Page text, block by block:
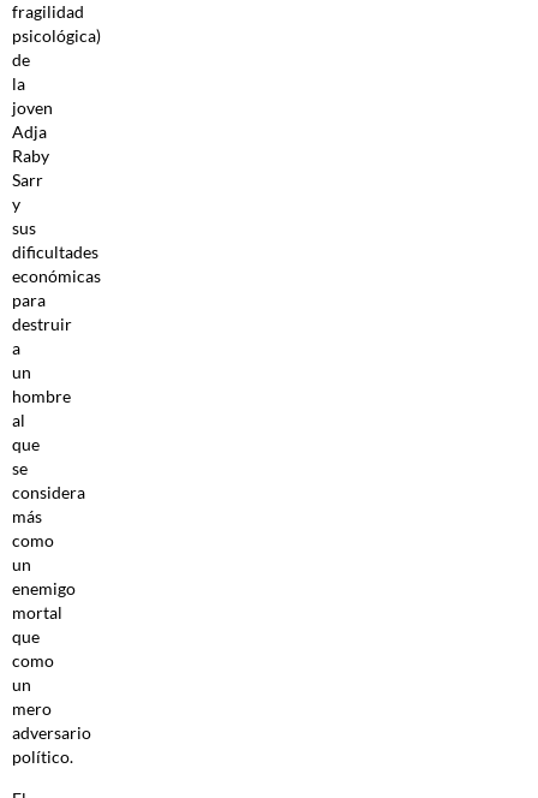
fragilidad
psicológica)
de
la
joven
Adja
Raby
Sarr
y
sus
dificultades
económicas
para
destruir
a
un
hombre
al
que
se
considera
más
como
un
enemigo
mortal
que
como
un
mero
adversario
político.